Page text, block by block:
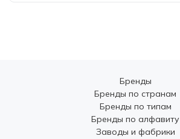
Бренды
Бренды по странам
Бренды по типам
Бренды по алфавиту
Заводы и фабрики